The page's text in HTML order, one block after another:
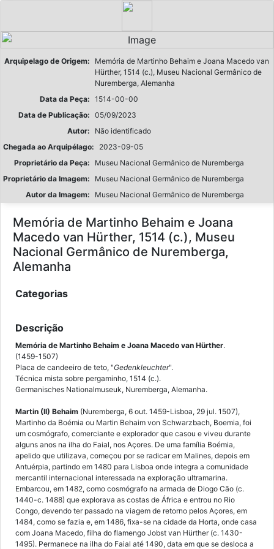
Arquipelago de Origem:
Memória de Martinho Behaim e Joana Macedo van
Hürther, 1514 (c.), Museu Nacional Germânico de
Nuremberga, Alemanha
Data da Peça: 1514-00-00
Data de Publicação: 05/09/2023
Autor:
Não identificado
Chegada ao Arquipélago:
2023-09-05
Proprietário da Peça:
Museu Nacional Germânico de Nuremberga
Proprietário da Imagem:
Museu Nacional Germânico de Nuremberga
Autor da Imagem:
Museu Nacional Germânico de Nuremberga
Memória de Martinho Behaim e Joana
Macedo van Hürther, 1514 (c.), Museu
Nacional Germânico de Nuremberga,
Alemanha
Categorias
Descrição
Memória de Martinho Behaim e Joana Macedo van Hürther.
(1459-1507)
Placa de candeeiro de teto, "Gedenkleuchter".
Técnica mista sobre pergaminho, 1514 (c.).
Germanisches Nationalmuseuk, Nuremberga, Alemanha.
Martin (II) Behaim (Nuremberga, 6 out. 1459-Lisboa, 29 jul. 1507),
Martinho da Boémia ou Martin Behaim von Schwarzbach, Boemia, foi
um cosmógrafo, comerciante e explorador que casou e viveu durante
alguns anos na ilha do Faial, nos Açores. De uma família Boémia,
apelido que utilizava, começou por se radicar em Malines, depois em
Antuérpia, partindo em 1480 para Lisboa onde integra a comunidade
mercantil internacional interessada na exploração ultramarina.
Embarcou, em 1482, como cosmógrafo na armada de Diogo Cão (c.
1440-c. 1488) que explorava as costas de África e entrou no Rio
Congo, devendo ter passado na viagem de retorno pelos Açores, em
1484, como se fazia e, em 1486, fixa-se na cidade da Horta, onde casa
com Joana Macedo, filha do flamengo Jobst van Hürther (c. 1430-
1495). Permanece na ilha do Faial até 1490, data em que se desloca a